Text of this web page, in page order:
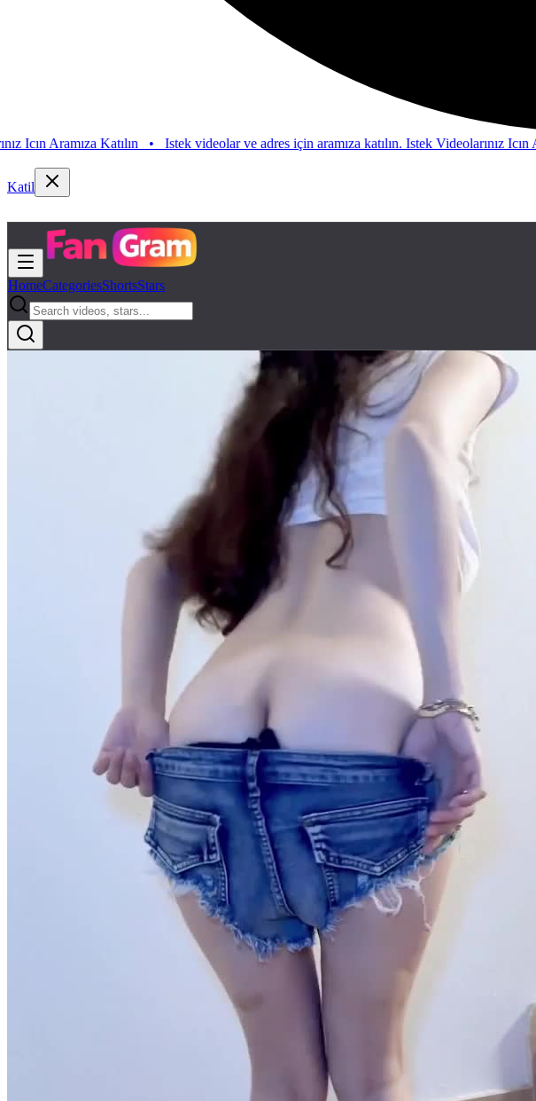
Istek videolar ve adres için aramıza katılın. Istek Videolarınız Icın Aramıza Katılın•Istek
Katil
HomeCategoriesShortsStars